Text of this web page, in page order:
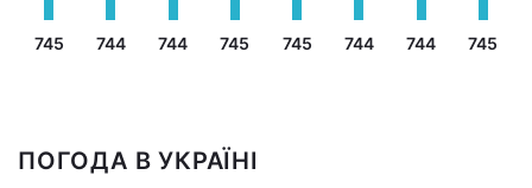
745 744 744 745 745 744 744 745
ПОГОДА В УКРАЇНІ